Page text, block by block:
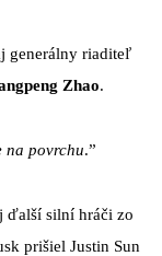
generálny riaditeľ
Zhao.
na povrchu.”
ďalší silní hráči zo
prišiel Justin Sun